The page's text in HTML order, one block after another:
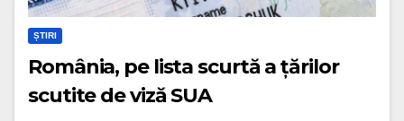
ȘTIRI
România, pe lista scurtă a țărilor
scutite de viză SUA